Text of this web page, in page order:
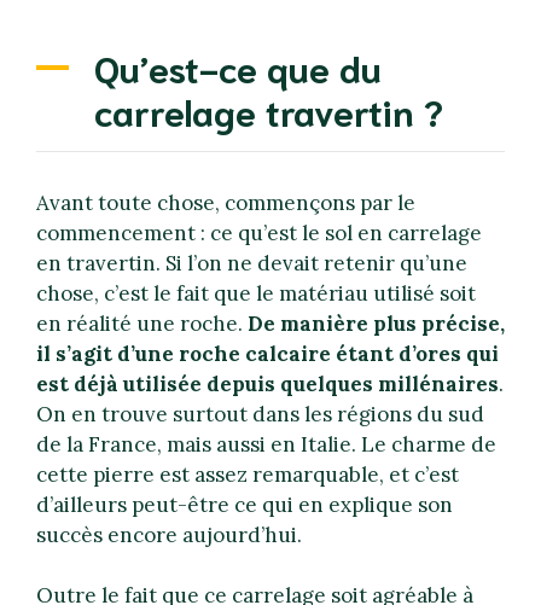
Qu’est-ce que du
carrelage travertin ?
Avant toute chose, commençons par le
commencement : ce qu’est le sol en carrelage
en travertin. Si l’on ne devait retenir qu’une
chose, c’est le fait que le matériau utilisé soit
en réalité une roche. De manière plus précise,
il s’agit d’une roche calcaire étant d’ores qui
est déjà utilisée depuis quelques millénaires.
On en trouve surtout dans les régions du sud
de la France, mais aussi en Italie. Le charme de
cette pierre est assez remarquable, et c’est
d’ailleurs peut-être ce qui en explique son
succès encore aujourd’hui.
Outre le fait que ce carrelage soit agréable à